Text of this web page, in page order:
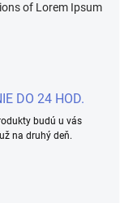
of Lorem Ipsum
DO 24 HOD.
budú u vás
na druhý deň.